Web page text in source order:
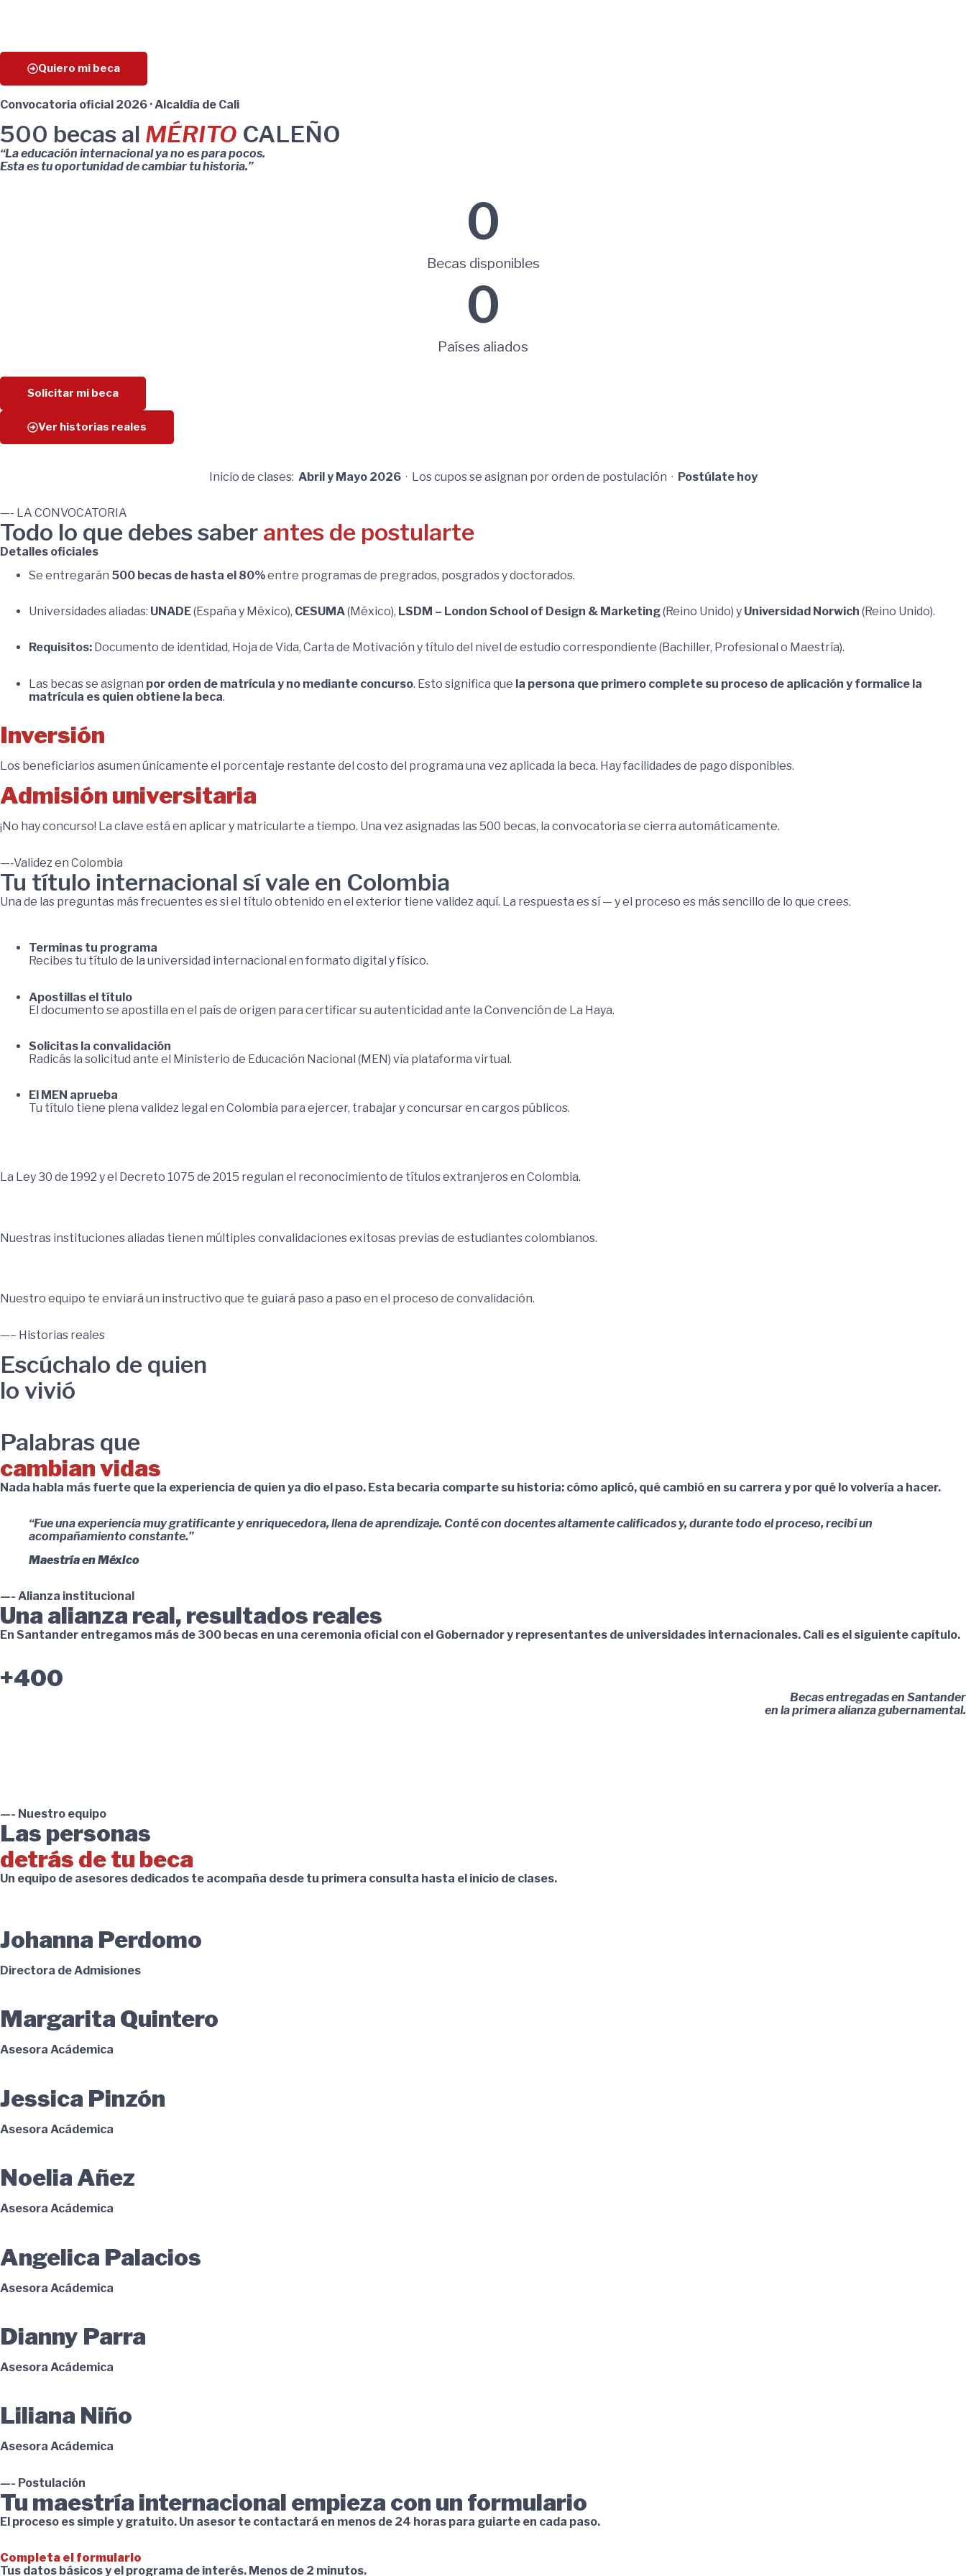
Quiero mi beca
Convocatoria oficial 2026 · Alcaldía de Cali
500 becas al MÉRITO CALEÑO
“La educación internacional ya no es para pocos.
Esta es tu oportunidad de cambiar tu historia.”
Becas disponibles
0
Países aliados
0
Solicitar mi beca
Ver historias reales
Inicio de clases: Abril y Mayo 2026· Los cupos se asignan por orden de postulación · Postúlate hoy
—- LA CONVOCATORIA
Todo lo que debes saber antes de postularte
Detalles oficiales
Se entregarán 500 becas de hasta el 80%entre programas de pregrados, posgrados y doctorados.
Universidades aliadas: UNADE(España y México), CESUMA(México), LSDM – London School of Design & Marketing(Reino Unido) y Universidad Norwich (Reino Unido).
Requisitos: Documento de identidad, Hoja de Vida, Carta de Motivación y título del nivel de estudio correspondiente (Bachiller, Profesional o Maestría).
Las becas se asignan por orden de matrícula y no mediante concurso. Esto significa que la persona que primero complete su proceso de aplicación y formalice la
matrícula es quien obtiene la beca.
Inversión
Los beneficiarios asumen únicamente el porcentaje restante del costo del programa una vez aplicada la beca. Hay facilidades de pago disponibles.
Admisión universitaria
¡No hay concurso! La clave está en aplicar y matricularte a tiempo. Una vez asignadas las 500 becas, la convocatoria se cierra automáticamente.
—-Validez en Colombia
Tu título internacional sí vale en Colombia
Una de las preguntas más frecuentes es si el título obtenido en el exterior tiene validez aquí. La respuesta es sí — y el proceso es más sencillo de lo que crees.
Terminas tu programa
Recibes tu título de la universidad internacional en formato digital y físico.
Apostillas el título
El documento se apostilla en el país de origen para certificar su autenticidad ante la Convención de La Haya.
Solicitas la convalidación
Radicás la solicitud ante el Ministerio de Educación Nacional (MEN) vía plataforma virtual.
El MEN aprueba
Tu título tiene plena validez legal en Colombia para ejercer, trabajar y concursar en cargos públicos.
La Ley 30 de 1992 y el Decreto 1075 de 2015 regulan el reconocimiento de títulos extranjeros en Colombia.
Nuestras instituciones aliadas tienen múltiples convalidaciones exitosas previas de estudiantes colombianos.
Nuestro equipo te enviará un instructivo que te guiará paso a paso en el proceso de convalidación.
—– Historias reales
Escúchalo de quien
lo vivió
Palabras que
cambian vidas
Nada habla más fuerte que la experiencia de quien ya dio el paso. Esta becaria comparte su historia: cómo aplicó, qué cambió en su carrera y por qué lo volvería a hacer.
“Fue una experiencia muy gratificante y enriquecedora, llena de aprendizaje. Conté con docentes altamente calificados y, durante todo el proceso, recibí un
acompañamiento constante.”
Maestría en México
—- Alianza institucional
Una alianza real, resultados reales
En Santander entregamos más de 300 becas en una ceremonia oficial con el Gobernador y representantes de universidades internacionales. Cali es el siguiente capítulo.
+400
Becas entregadas en Santander
en la primera alianza gubernamental.
—- Nuestro equipo
Las personas
detrás de tu beca
Un equipo de asesores dedicados te acompaña desde tu primera consulta hasta el inicio de clases.
Johanna Perdomo
Directora de Admisiones
Margarita Quintero
Asesora Acádemica
Jessica Pinzón
Asesora Acádemica
Noelia Añez
Asesora Acádemica
Angelica Palacios
Asesora Acádemica
Dianny Parra
Asesora Acádemica
Liliana Niño
Asesora Acádemica
—- Postulación
Tu maestría internacional empieza con un formulario
El proceso es simple y gratuito. Un asesor te contactará en menos de 24 horas para guiarte en cada paso.
Completa el formulario
Tus datos básicos y el programa de interés. Menos de 2 minutos.